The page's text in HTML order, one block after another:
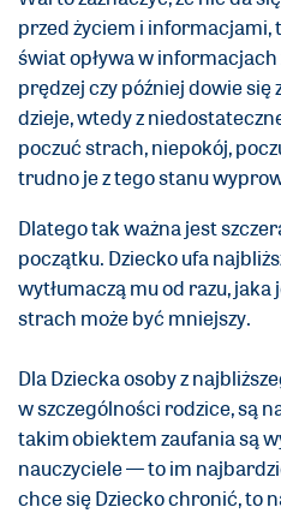
przed życiem i informacjami,
świat opływa w informacjach
prędzej czy później dowie się
dzieje, wtedy z
poczuć strach, niepokój,
trudno je z tego stanu
Dlatego tak ważna jest
początku. Dziecko ufa
wytłumaczą mu od razu,
strach może być mniejszy.
Dla Dziecka osoby z
w szczególności rodzice, są
takim obiektem zaufania są
nauczyciele — to im
chce się Dziecko chronić, to